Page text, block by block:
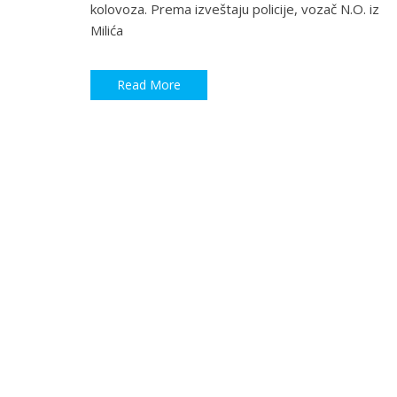
kolovoza. Prema izveštaju policije, vozač N.O. iz
Milića
Read More